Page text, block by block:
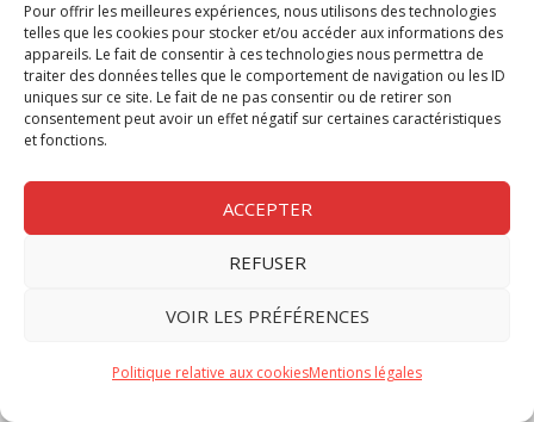
Pour offrir les meilleures expériences, nous utilisons des technologies
telles que les cookies pour stocker et/ou accéder aux informations des
appareils. Le fait de consentir à ces technologies nous permettra de
traiter des données telles que le comportement de navigation ou les ID
uniques sur ce site. Le fait de ne pas consentir ou de retirer son
consentement peut avoir un effet négatif sur certaines caractéristiques
et fonctions.
ACCEPTER
REFUSER
VOIR LES PRÉFÉRENCES
Politique relative aux cookiesMentions légales
Chèque Compta
Chèque Emploi Spectacle
G-Pods
Profession Audio-visuel
Nous contacter